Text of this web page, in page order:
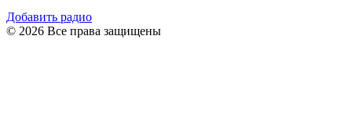
Добавить радио
© 2026 Все права защищены